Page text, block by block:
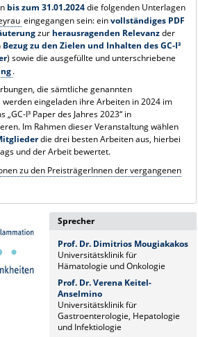
bis zum 31.01.2024die folgenden Unterlagen
eingegangen sein: einvollständiges PDF
zur herausragenden Relevanzder
Bezug zu den Zielen und Inhalten des GC-I³
) sowie die ausgefüllte und unterschriebene
.
die sämtliche genannten
eingeladen ihre Arbeiten in 2024 im
„GC-I³ Paper des Jahres 2023“ in
Im Rahmen dieser Veranstaltung wählen
die drei besten Arbeiten aus, hierbei
und der Arbeit bewertet.
zu den PreisträgerInnen der vergangenen
Sprecher
Prof. Dr. Dimitrios Mougiakakos
Universitätsklinik für
Hämatologie und Onkologie
Prof. Dr. Verena Keitel-
Anselmino
Universitätsklinik für
Gastroenterologie, Hepatologie
und Infektiologie